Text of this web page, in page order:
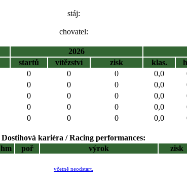
stáj:
chovatel:
2026
startů vítězství zisk klas.
0 0 0 0,0
0 0 0 0,0
0 0 0 0,0
0 0 0 0,0
0 0 0 0,0
Dostihová kariéra / Racing performances:
hm poř výrok zisk
včetně neodstart.